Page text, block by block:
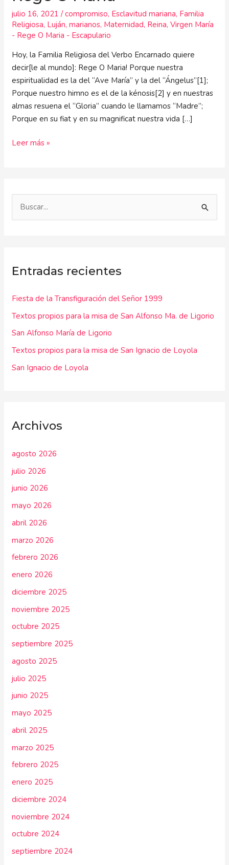
julio 16, 2021/compromiso, Esclavitud mariana, Familia
Religiosa, Luján,marianos, Maternidad, Reina,Virgen María
- Rege O Maria - Escapulario
Hoy, la Familia Religiosa del Verbo Encarnado quiere
decir[le al mundo]: Rege O Maria! Porque nuestra
espiritualidad es la del “Ave María” y la del “Ángelus”[1];
Porque nuestro himno es el de la kénosis[2] y en nuestras
almas resuena el “Gloria” cuando le llamamos “Madre”;
Porque en su fiat y en su magnificat nuestra vida […]
Leer más »
a
p
o
r
:
Entradas recientes
Fiesta de la Transfiguración del Señor 1999
Textos propios para la misa de San Alfonso Ma. de Ligorio
San Alfonso María de Ligorio
Textos propios para la misa de San Ignacio de Loyola
San Ignacio de Loyola
Archivos
agosto 2026
julio 2026
junio 2026
mayo 2026
abril 2026
marzo 2026
febrero 2026
enero 2026
diciembre 2025
noviembre 2025
octubre 2025
septiembre 2025
agosto 2025
julio 2025
junio 2025
mayo 2025
abril 2025
marzo 2025
febrero 2025
enero 2025
diciembre 2024
noviembre 2024
octubre 2024
septiembre 2024